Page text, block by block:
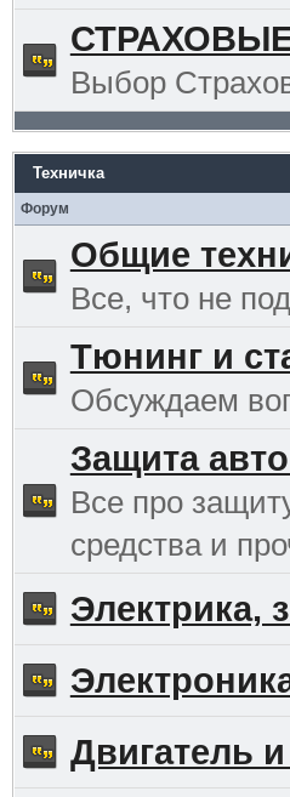
Выбор
Техничка
Форум
Общие
Все, что не
Тюнинг и
Обсуждаем
Защита
Все про
средства и
Электрика,
Двигатель